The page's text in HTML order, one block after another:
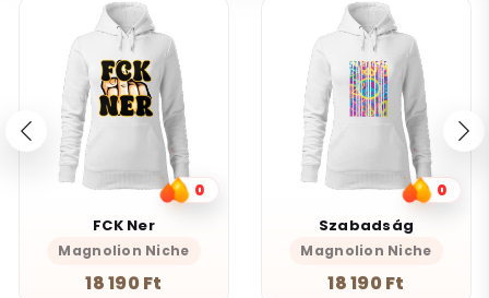
0
FCK Ner
Magnolion Niche
18 190 Ft
0
Szabadság
Magnolion Niche
18 190 Ft